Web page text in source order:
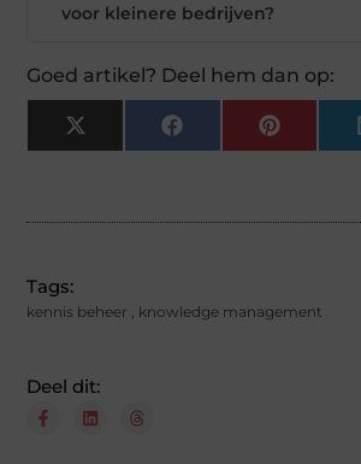
voor kleinere bedrijven?
Goed artikel? Deel hem dan op:
X
(Twitter)
Facebook Pinterest
Tags:
kennis beheer knowledge management
Deel dit: